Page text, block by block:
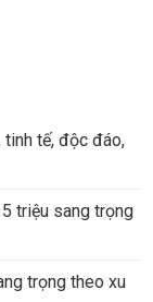
tinh tế, độc đáo,
triệu sang trọng
trọng theo xu